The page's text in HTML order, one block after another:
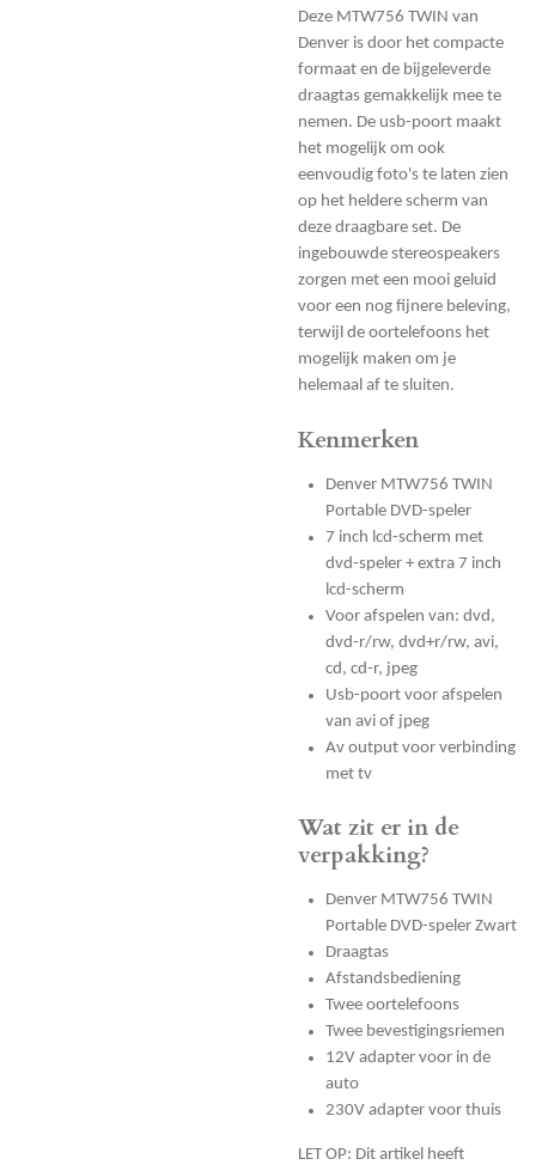
Deze MTW756 TWIN van
Denver is door het compacte
formaat en de bijgeleverde
draagtas gemakkelijk mee te
nemen. De usb-poort maakt
het mogelijk om ook
eenvoudig foto's te laten zien
op het heldere scherm van
deze draagbare set. De
ingebouwde stereospeakers
zorgen met een mooi geluid
voor een nog fijnere beleving,
terwijl de oortelefoons het
mogelijk maken om je
helemaal af te sluiten.
Kenmerken
Denver MTW756 TWIN
Portable DVD-speler
7 inch lcd-scherm met
dvd-speler + extra 7 inch
lcd-scherm
Voor afspelen van: dvd,
dvd-r/rw, dvd+r/rw, avi,
cd, cd-r, jpeg
Usb-poort voor afspelen
van avi of jpeg
Av output voor verbinding
met tv
Wat zit er in de
verpakking?
Denver MTW756 TWIN
Portable DVD-speler Zwart
Draagtas
Afstandsbediening
Twee oortelefoons
Twee bevestigingsriemen
12V adapter voor in de
auto
230V adapter voor thuis
LET OP: Dit artikel heeft